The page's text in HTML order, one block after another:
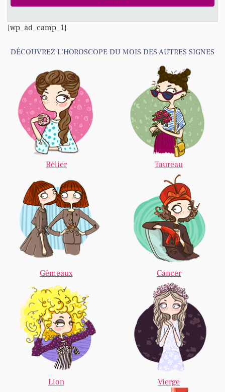
[wp_ad_camp_1]
DÉCOUVREZ L’HOROSCOPE DU MOIS DES AUTRES SIGNES
Bélier Taureau
Gémeaux Cancer
Lion Vierge